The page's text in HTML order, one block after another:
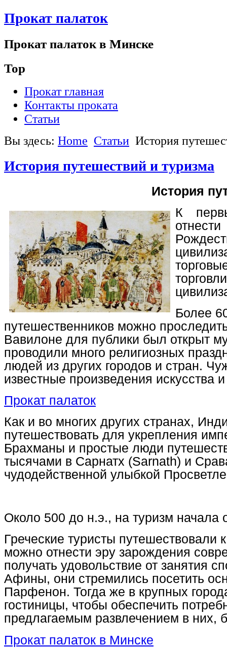
электронные компоненты
Прокат палаток
Прокат палаток в Минске
Top
Прокат главная
Контакты проката
Статьи
Вы здесь: Home Статьи История
История путешествий и туризма
История
К
Более
путешественников можно
Вавилоне для публики был открыт
проводили много религиозных
людей из других городов и стран.
известные произведения искусства
Прокат палаток
Как и во многих других странах,
путешествовать для укрепления
Брахманы и простые люди
тысячами в Сарнатх (Sarnath) и
чудодейственной улыбкой
Около 500 до н.э., на туризм начала
Греческие туристы путешествовали
можно отнести эру зарождения
получать удовольствие от занятия
Афины, они стремились посетить
Парфенон. Тогда же в крупных
гостиницы, чтобы обеспечить
предлагаемым развлечением в них,
Прокат палаток в Минске